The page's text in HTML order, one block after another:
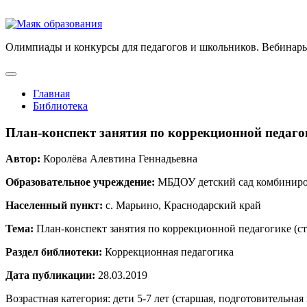
Олимпиады и конкурсы для педагогов и школьников.
Главная
Библиотека
План-конспект занятия по коррекционной
Автор: Королёва Алевтина Геннадьевна
Образовательное учреждение: МБДОУ детский сад
Населенный пункт: с. Марьино, Краснодарский край
Тема: План-конспект занятия по коррекционной педагогике
Раздел библиотеки: Коррекционная педагогика
Дата публикации: 28.03.2019
Возрастная категория: дети 5-7 лет (старшая,